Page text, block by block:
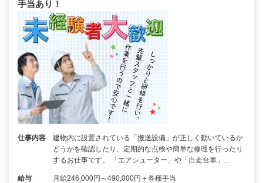
手当あり！
仕事内容
建物内に設置されている「搬送設備」が正しく動いているか
どうかを確認したり、定期的な点検や簡単な修理を行ったり
するお仕事です。 「エアシューター」や「自走台車」…
給与 月給246,000円～490,000円＋各種手当